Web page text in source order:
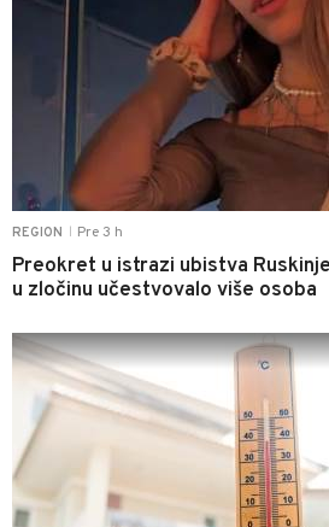
REGION Pre 3 h
Preokret u istrazi ubistva
u zločinu učestvovalo više osoba